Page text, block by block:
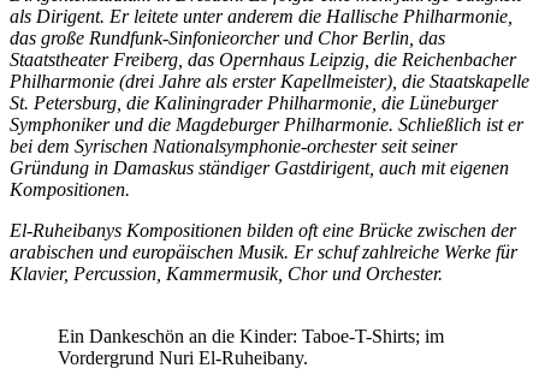
als Dirigent. Er leitete unter anderem die Hallische Philharmonie,
das große Rundfunk-Sinfonieorcher und Chor Berlin, das
Staatstheater Freiberg, das Opernhaus Leipzig, die Reichenbacher
Philharmonie (drei Jahre als erster Kapellmeister), die Staatskapelle
St. Petersburg, die Kaliningrader Philharmonie, die Lüneburger
Symphoniker und die Magdeburger Philharmonie. Schließlich ist er
bei dem Syrischen Nationalsymphonie-orchester seit seiner
Gründung in Damaskus ständiger Gastdirigent, auch mit eigenen
Kompositionen.
El-Ruheibanys Kompositionen bilden oft eine Brücke zwischen der
arabischen und europäischen Musik. Er schuf zahlreiche Werke für
Klavier, Percussion, Kammermusik, Chor und Orchester.
Ein Dankeschön an die Kinder: Taboe-T-Shirts; im
Vordergrund Nuri El-Ruheibany.